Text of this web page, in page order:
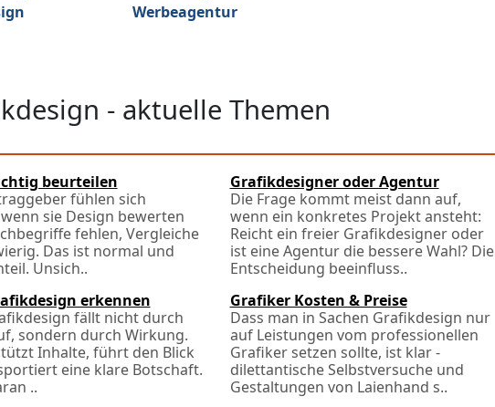
Werbeagentur
- aktuelle Themen
beurteilen
fühlen sich
sie Design bewerten
fehlen, Vergleiche
Das ist normal und
Unsich..
Grafikdesigner oder Agentur
Die Frage kommt meist dann auf,
wenn ein konkretes Projekt ansteht:
Reicht ein freier Grafikdesigner oder
ist eine Agentur die bessere Wahl? Die
Entscheidung beeinfluss..
erkennen
fällt nicht durch
sondern durch Wirkung.
Inhalte, führt den Blick
eine klare Botschaft.
..
Grafiker Kosten & Preise
Dass man in Sachen Grafikdesign nur
auf Leistungen vom professionellen
Grafiker setzen sollte, ist klar -
dilettantische Selbstversuche und
Gestaltungen von Laienhand s..